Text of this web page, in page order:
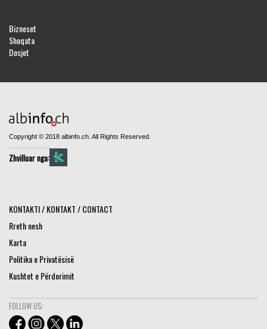
Bizneset
Shoqata
Dosjet
Copyright © 2018 albinfo.ch. All Rights Reserved.
Zhvilluar nga:
KONTAKTI / KONTAKT / CONTACT
Rreth nesh
Karta
Politika e Privatësisë
Kushtet e Përdorimit
FOLLOW US: